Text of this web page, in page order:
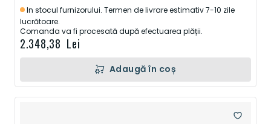
In stocul furnizorului. Termen de livrare estimativ 7-10 zile
lucrătoare.
Comanda va fi procesată după efectuarea plății.
2.348,38 Lei
Adaugă în coș